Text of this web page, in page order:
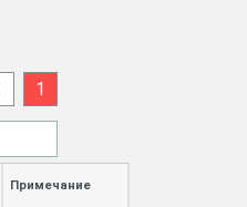
1
Примечание